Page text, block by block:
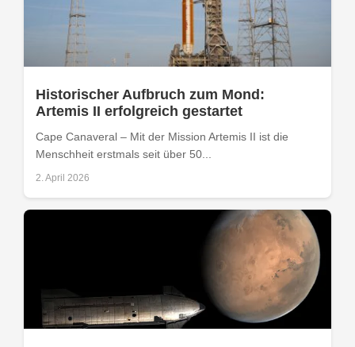
Historischer Aufbruch zum Mond:
Artemis II erfolgreich gestartet
Cape Canaveral – Mit der Mission Artemis II ist die
Menschheit erstmals seit über 50...
2. April 2026